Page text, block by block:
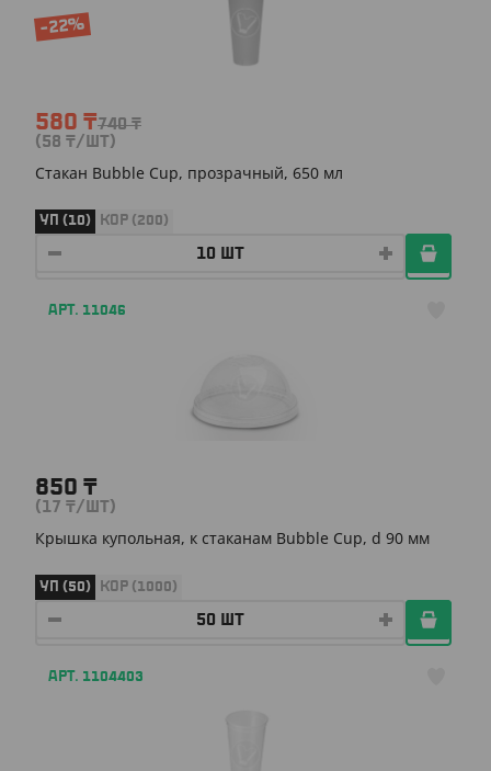
-22%
580 ₸740₸
(58 ₸/ШТ)
Стакан Bubble Cup, прозрачный, 650 мл
УП (10) КОР (200)
АРТ. 11046
850 ₸
(17 ₸/ШТ)
Крышка купольная, к стаканам Bubble Cup, d 90 мм
УП (50) КОР (1000)
АРТ. 1104403